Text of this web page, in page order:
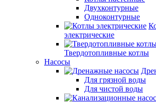
Двухконтурные
Одноконтурные
электрические
Твердотопливные котлы
Насосы
Для грязной воды
Для чистой воды